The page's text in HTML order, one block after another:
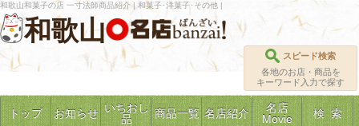
和歌山和菓子の店 一寸法師商品紹介 | 和菓子･洋菓子･その他 |
和歌山
スピード検索
各地のお店・商品を
キーワード入力で探す
トップ お知らせ いちおし
品
商品一覧 名店紹介
名店
Movie
検 索